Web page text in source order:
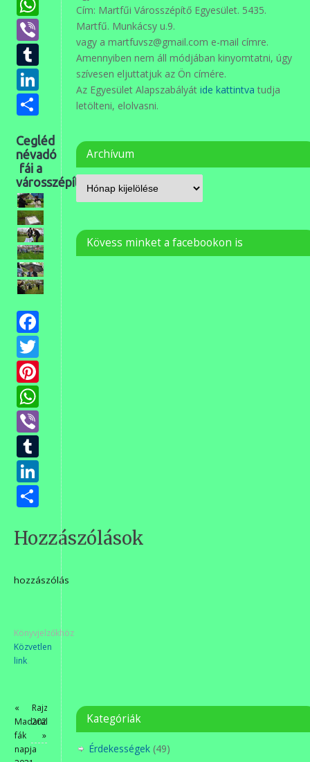
Viber
Tumblr
LinkedIn
Ossza
meg
Cegléd
névadó
fái a
városszépítőktől
Facebook
Twitter
Pinterest
WhatsApp
Viber
Tumblr
LinkedIn
Ossza
meg
Hozzászólások
hozzászólás
Könyvjelzőkhöz
Közvetlen
link.
«
Madarak
fák
napja
Rajzpályázat
2021
»
Cím: Martfűi Városszépítő Egyesület. 5435.
Martfű. Munkácsy u.9.
vagy a martfuvsz@gmail.com e-mail címre.
Amennyiben nem áll módjában kinyomtatni, úgy
szívesen eljuttatjuk az Ön címére.
Az Egyesület Alapszabályát ide kattintva tudja
letölteni, elolvasni.
Archívum
Kövess minket a facebookon is
Kategóriák
Érdekességek (49)